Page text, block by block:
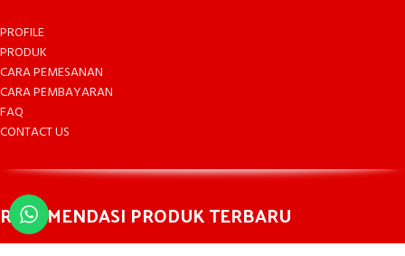
PROFILE
PRODUK
CARA PEMESANAN
CARA PEMBAYARAN
FAQ
CONTACT US
REKOMENDASI PRODUK TERBARU